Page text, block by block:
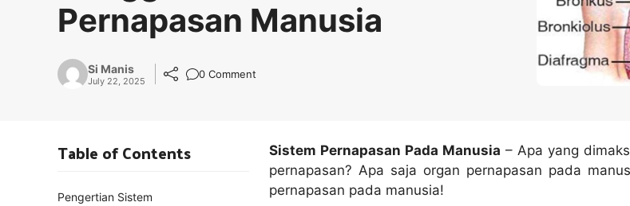
Pernapasan Manusia
Si Manis
July 22, 2025
0 Comment
Sistem Pernapasan Pada Manusia – Apa yang
pernapasan? Apa saja organ pernapasan pada
pernapasan pada manusia!
Table of Contents
Pengertian Sistem